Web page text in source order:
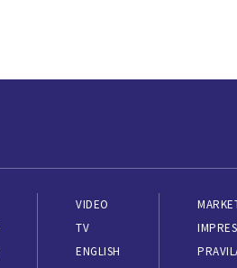
VIDEO
TV
ENGLISH